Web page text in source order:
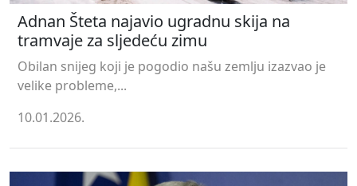
Adnan Šteta najavio ugradnu skija na
tramvaje za sljedeću zimu
Obilan snijeg koji je pogodio našu zemlju izazvao je
velike probleme,...
10.01.2026.